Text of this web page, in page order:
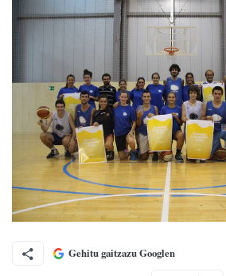
Gehitu gaitzazu Googlen